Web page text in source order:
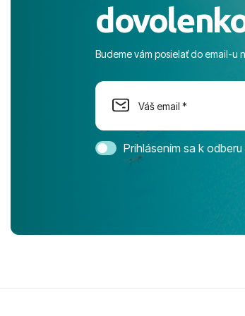
Budeme vám posielať do email-u
Prihlásením sa k